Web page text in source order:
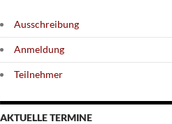
Ausschreibung
Anmeldung
Teilnehmer
AKTUELLE TERMINE